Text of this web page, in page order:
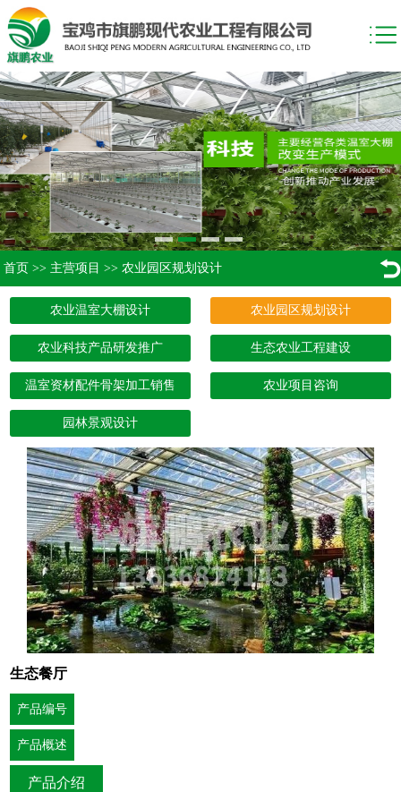
首页 >> 主营项目 >> 农业园区规划设计
农业温室大棚设计 农业园区规划设计
农业科技产品研发推广 生态农业工程建设
温室资材配件骨架加工销售 农业项目咨询
园林景观设计
生态餐厅
产品编号
产品概述
产品介绍